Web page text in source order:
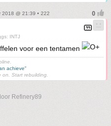
2018 @ 21:39 • 222
INTJ
voor een tentamen
achieve"
on. Start rebuilding.
Refinery89